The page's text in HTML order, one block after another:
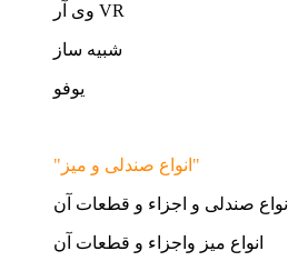
وی آر VR
شبیه ساز
یوفو
"انواع صندلی و میز"
انواع صندلی و اجزاء و قطعات آن
انواع میز واجزاء و قطعات آن